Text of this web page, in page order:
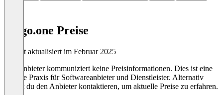
cargo.one Preise
Zuletzt aktualisiert im Februar 2025
Der Anbieter kommuniziert keine Preisinformationen. Dies ist eine
übliche Praxis für Softwareanbieter und Dienstleister. Alternativ
kannst du den Anbieter kontaktieren, um aktuelle Preise zu erfahren.